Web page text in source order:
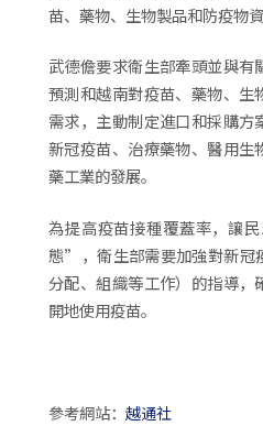
苗、藥物、生物製品和防疫物資
武德儋要求衛生部牽頭並與
預測和越南對疫苗、藥物、生
需求，主動制定進口和採購
新冠疫苗、治療藥物、醫用生
藥工業的發展。
為提高疫苗接種覆蓋率，讓
態”，衛生部需要加強對新冠
分配、組織等工作）的指導
開地使用疫苗。
參考網站： 越通社